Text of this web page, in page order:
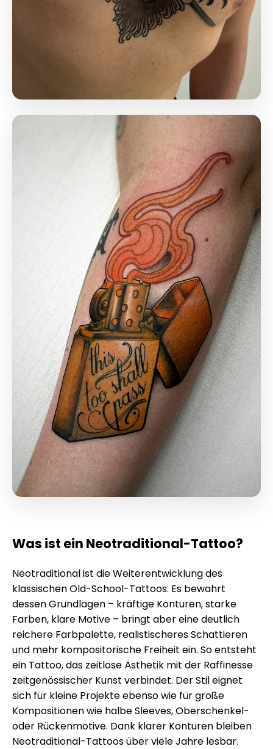
Was ist ein Neotraditional-Tattoo?
Neotraditional ist die Weiterentwicklung des
klassischen Old-School-Tattoos. Es bewahrt
dessen Grundlagen – kräftige Konturen, starke
Farben, klare Motive – bringt aber eine deutlich
reichere Farbpalette, realistischeres Schattieren
und mehr kompositorische Freiheit ein. So entsteht
ein Tattoo, das zeitlose Ästhetik mit der Raffinesse
zeitgenössischer Kunst verbindet. Der Stil eignet
sich für kleine Projekte ebenso wie für große
Kompositionen wie halbe Sleeves, Oberschenkel-
oder Rückenmotive. Dank klarer Konturen bleiben
Neotraditional-Tattoos über viele Jahre lesbar.